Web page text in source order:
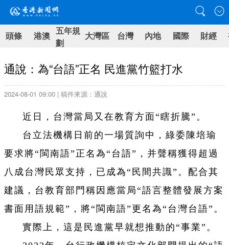
頭條 港澳 五年規
劃
大灣區 台灣 內地 國際 財經
通說：為“台語”正名 民進黨竹籃打水
2024-08-01 09:00 | 稿件來源：通說
近日，台灣當局又在教育方面“瞎折騰”。
台立法機構日前的一場質詢中，綠委陳培瑜
要求將“閩南語”正名為“台語”，并聲稱獲得超過
八成台灣民眾支持，已成為“民間共識”。配合其
建議，台教育部門稱因應當局“語言整體發展方案
書面用語規範”，將“閩南語”更名為“台灣台語”。
實際上，這是民進黨早就想推動的“事業”。